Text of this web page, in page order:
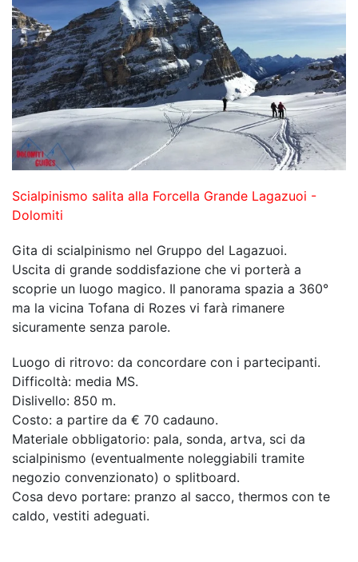
Scialpinismo salita alla Forcella Grande Lagazuoi -
Dolomiti
Gita di scialpinismo nel Gruppo del Lagazuoi.
Uscita di grande soddisfazione che vi porterà a
scoprie un luogo magico. Il panorama spazia a 360°
ma la vicina Tofana di Rozes vi farà rimanere
sicuramente senza parole.
Luogo di ritrovo: da concordare con i partecipanti.
Difficoltà: media MS.
Dislivello: 850 m.
Costo: a partire da € 70 cadauno.
Materiale obbligatorio: pala, sonda, artva, sci da
scialpinismo (eventualmente noleggiabili tramite
negozio convenzionato) o splitboard.
Cosa devo portare: pranzo al sacco, thermos con te
caldo, vestiti adeguati.